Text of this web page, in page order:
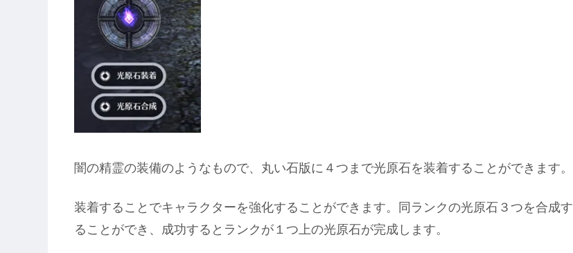
闇の精霊の装備のようなもので、丸い石版に４つまで光原石を装着することができます。
装着することでキャラクターを強化することができます。同ランクの光原石３つを合成す
ることができ、成功するとランクが１つ上の光原石が完成します。